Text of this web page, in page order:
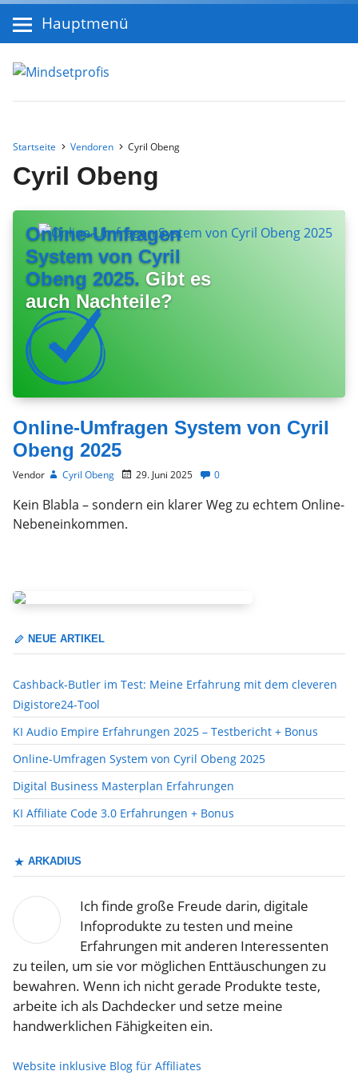
Hauptmenü
Startseite Vendoren Cyril Obeng
Cyril Obeng
Online-Umfragen
System von Cyril
Obeng 2025. Gibt es
auch Nachteile?
Online-Umfragen System von Cyril
Obeng 2025
Vendor Cyril Obeng 29. Juni 2025 0
Kein Blabla – sondern ein klarer Weg zu echtem Online-
Nebeneinkommen.
NEUE ARTIKEL
Cashback-Butler im Test: Meine Erfahrung mit dem cleveren
Digistore24-Tool
KI Audio Empire Erfahrungen 2025 – Testbericht + Bonus
Online-Umfragen System von Cyril Obeng 2025
Digital Business Masterplan Erfahrungen
KI Affiliate Code 3.0 Erfahrungen + Bonus
ARKADIUS
Ich finde große Freude darin, digitale
Infoprodukte zu testen und meine
Erfahrungen mit anderen Interessenten
zu teilen, um sie vor möglichen Enttäuschungen zu
bewahren. Wenn ich nicht gerade Produkte teste,
arbeite ich als Dachdecker und setze meine
handwerklichen Fähigkeiten ein.
Website inklusive Blog für Affiliates